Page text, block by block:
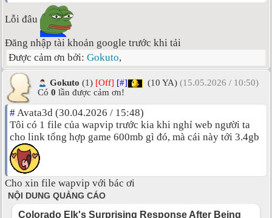
Lỗi đâu
Đăng nhập tài khoản google trước khi tải
Được cảm ơn bởi: Gokuto,
Gokuto (1) [Off] [#] (10 YA) (15.05.2026 / 10:50)
Có 0 lần được cảm ơn!
#Avata3d (30.04.2026 / 15:48)
Tôi có 1 file của wapvip trước kia khi nghỉ web người ta
cho link tổng hợp game 600mb gì đó, mà cái này tới 3.4gb
Cho xin file wapvip với bác ơi